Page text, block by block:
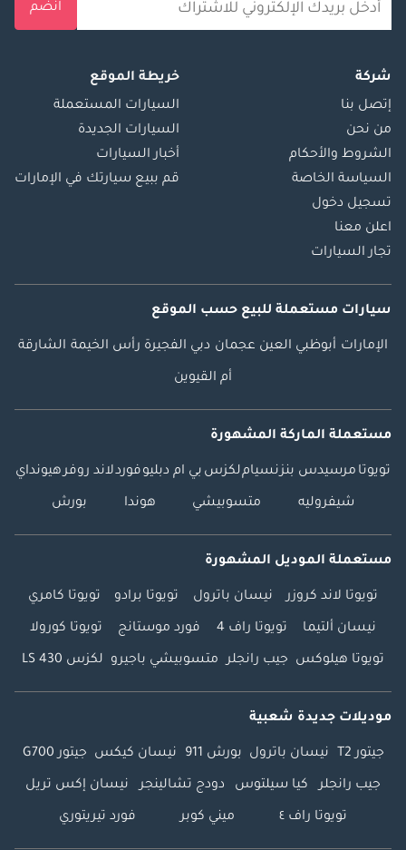
انضم
شركة
إتصل بنا
من نحن
الشروط والأحكام
السياسة الخاصة
تسجيل دخول
اعلن معنا
تجار السيارات
خريطة الموقع
السيارات المستعملة
السيارات الجديدة
أخبار السيارات
قم ببيع سيارتك في الإمارات
سيارات مستعملة للبيع حسب الموقع
الإمارات أبوظبي العين عجمان دبي الفجيرة رأس الخيمة الشارقة
أم القيوين
مستعملة الماركة المشهورة
تويوتا مرسيدس بنزنسياملكزس بي ام دبليوفوردلاند روفرهيونداي
شيفروليه متسوبيشي هوندا بورش
مستعملة الموديل المشهورة
تويوتا لاند كروزر نيسان باترول تويوتا برادو تويوتا كامري
نيسان ألتيما تويوتا راف 4 فورد موستانج تويوتا كورولا
تويوتا هيلوكس جيب رانجلر متسوبيشي باجيرو لكزس LS 430
موديلات جديدة شعبية
جيتور T2 نيسان باترول بورش 911 نيسان كيكس جيتور G700
جيب رانجلر كيا سيلتوس دودج تشالينجر نيسان إكس تريل
تويوتا راف ٤ ميني كوبر فورد تيريتوري